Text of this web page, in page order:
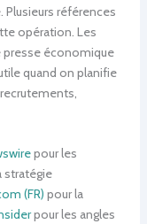
références
opération. Les
économique
quand on planifie
pour les
stratégie
(FR) pour la
pour les angles